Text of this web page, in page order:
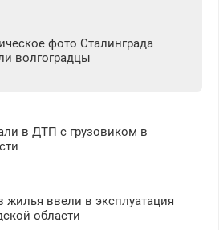
фото Сталинграда
волгоградцы
в ДТП с грузовиком в
жилья ввели в эксплуатация
области